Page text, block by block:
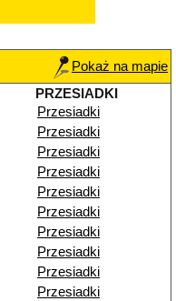
Pokaż na mapie
PRZESIADKI
Przesiadki
Przesiadki
Przesiadki
Przesiadki
Przesiadki
Przesiadki
Przesiadki
Przesiadki
Przesiadki
Przesiadki